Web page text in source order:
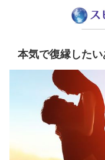
本気で復縁した